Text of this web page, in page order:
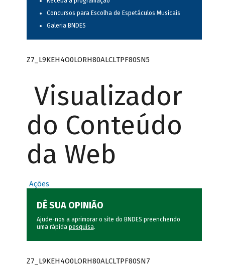
Concursos para Escolha de Espetáculos Musicais
Galeria BNDES
Z7_L9KEH4O0LORH80ALCLTPF80SN5
Visualizador
do Conteúdo
da Web
Ações
DÊ SUA OPINIÃO
Ajude-nos a aprimorar o site do BNDES preenchendo
uma rápida pesquisa.
Z7_L9KEH4O0LORH80ALCLTPF80SN7